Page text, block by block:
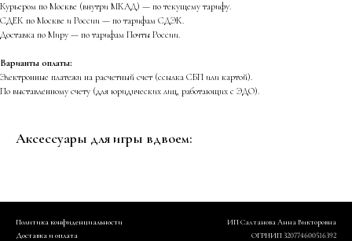
Курьером по Москве (внутри МКАД) — по текущему тарифу.
СДЕК по Москве и России — по тарифам СДЭК.
Доставка по Миру — по тарифам Почты России.
Варианты оплаты:
Электронные платежи на расчетный счет (ссылка СБП или картой).
По выставленному счету (для юридических лиц, работающих с ЭДО).
Аксессуары для игры вдвоем:
ИП Салтанова Анна Викторовна
ОГРНИП 320774600516392
Доставка и оплата
Политика конфиденциальности